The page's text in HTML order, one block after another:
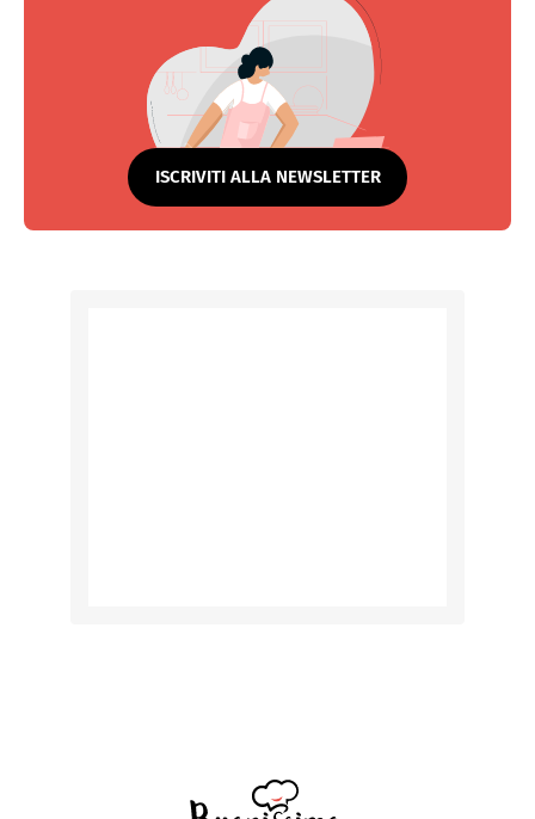
ISCRIVITI ALLA NEWSLETTER